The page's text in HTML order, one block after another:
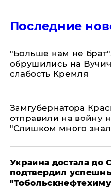
Последние
​"Больше нам не
обрушились на
слабость Кремля
Замгубернатора
отправили на войну
"Слишком много
Украина достала до
подтвердил